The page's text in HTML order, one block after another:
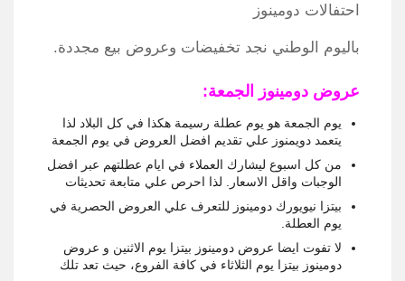
احتفالات دومينوز
باليوم الوطني نجد تخفيضات وعروض بيع مجددة.
عروض دومينوز الجمعة:
يوم الجمعة هو يوم عطلة رسيمة هكذا في كل البلاد لذا
يتعمد دويمنوز علي تقديم افضل العروض في يوم الجمعة
من كل اسبوع ليشارك العملاء في ايام عطلتهم عبر افضل
الوجبات واقل الاسعار. لذا احرص علي متابعة تحديثات
بيتزا نيويورك دومينوز للتعرف علي العروض الحصرية في
يوم العطلة.
لا تفوت ايضا عروض دومينوز بيتزا يوم الاثنين و عروض
دومينوز بيتزا يوم الثلاثاء في كافة الفروع، حيث تعد تلك